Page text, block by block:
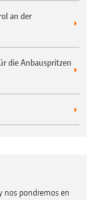
an der
die Anbauspritzen
nos pondremos en